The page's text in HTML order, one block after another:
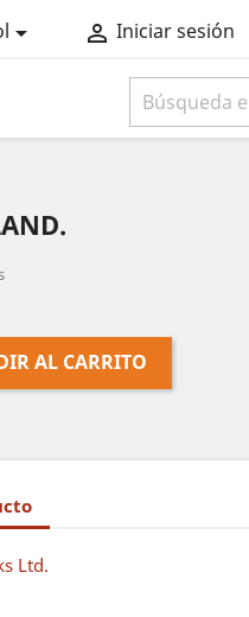
  Iniciar sesión
AL CARRITO
Ltd.